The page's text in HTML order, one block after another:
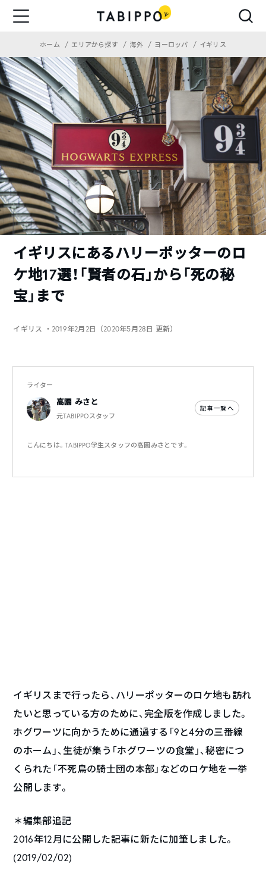
ホーム エリアから探す 海外 ヨーロッパ イギリス
イギリスにあるハリーポッターのロ
ケ地17選！「賢者の石」から「死の秘
宝」まで
イギリス ・2019年2月2日（2020年5月28日 更新）
ライター
高園 みさと
元TABIPPOスタッフ
記事一覧へ
こんにちは。TABIPPO学生スタッフの高園みさとです。
イギリスまで行ったら、ハリーポッターのロケ地も訪れ
たいと思っている方のために、完全版を作成しました。
ホグワーツに向かうために通過する「9と4分の三番線
のホーム」、生徒が集う「ホグワーツの食堂」、秘密につ
くられた「不死鳥の騎士団の本部」などのロケ地を一挙
公開します。
＊編集部追記
2016年12月に公開した記事に新たに加筆しました。
(2019/02/02)